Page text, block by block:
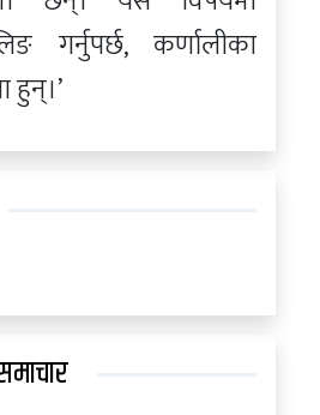
गर्नुपर्छ, कर्णालीका
हुन्।’